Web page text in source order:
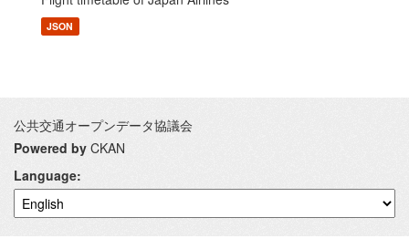
JSON
公共交通オープンデータ協議会
Powered by CKAN
Language